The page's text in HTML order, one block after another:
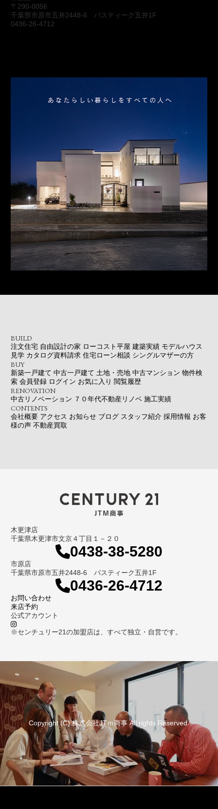
〒290-0056
千葉県市原市五井2448-6 パスティーク五井1F
0436-26-4712
BUILD
注文住宅 自由設計の家 ローコスト平屋 建築実績 モデルハウス
見学 カタログ資料請求 住宅ローン相談 シングルマザーの方
BUY
新築一戸建て 中古一戸建て 土地・売地 中古マンション 物件検
索 会員登録 ログイン お気に入り 閲覧履歴
RENOVATION
中古リノベーション ７０年代不動産リノベ 施工実績
CONTENTS
会社概要 アクセス お知らせ ブログ スタッフ紹介 採用情報 お客
様の声 不動産買取
木更津店
千葉県木更津市文京４丁目１－２０
0438-38-5280
市原店
千葉県市原市五井2448-6 パスティーク五井1F
0436-26-4712
お問い合わせ
来店予約
公式アカウント
※センチュリー21の加盟店は、すべて独立・自営です。
Copyright (C) 株式会社JTｍ商事 All rights Reserved.